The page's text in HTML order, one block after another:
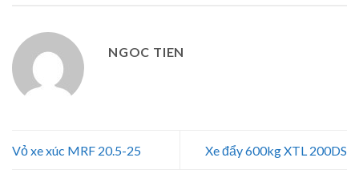
NGOC TIEN
Vỏ xe xúc MRF 20.5-25 Xe đẩy 600kg XTL 200DS